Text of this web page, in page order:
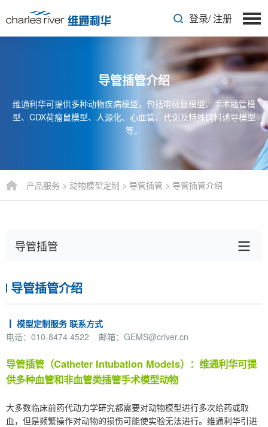
登录/注册
导管插管介绍
维通利华可提供多种动物疾病模型，包括电极鼠模型、手术插管模
型、CDX荷瘤鼠模型、人源化、心血管、代谢及特殊饲料诱导模型
等。
产品服务 > 动物模型定制 > 导管插管 > 导管插管介绍
导管插管
导管插管介绍
┃ 模型定制服务 联系方式
电话：010-8474 4522 邮箱：GEMS@criver.cn
导管插管（Catheter Intubation Models）：维通利华可提
供多种血管和非血管类插管手术模型动物
大多数临床前药代动力学研究都需要对动物模型进行多次给药或取
血，但是频繁操作对动物的损伤可能使实验无法进行。维通利华引进